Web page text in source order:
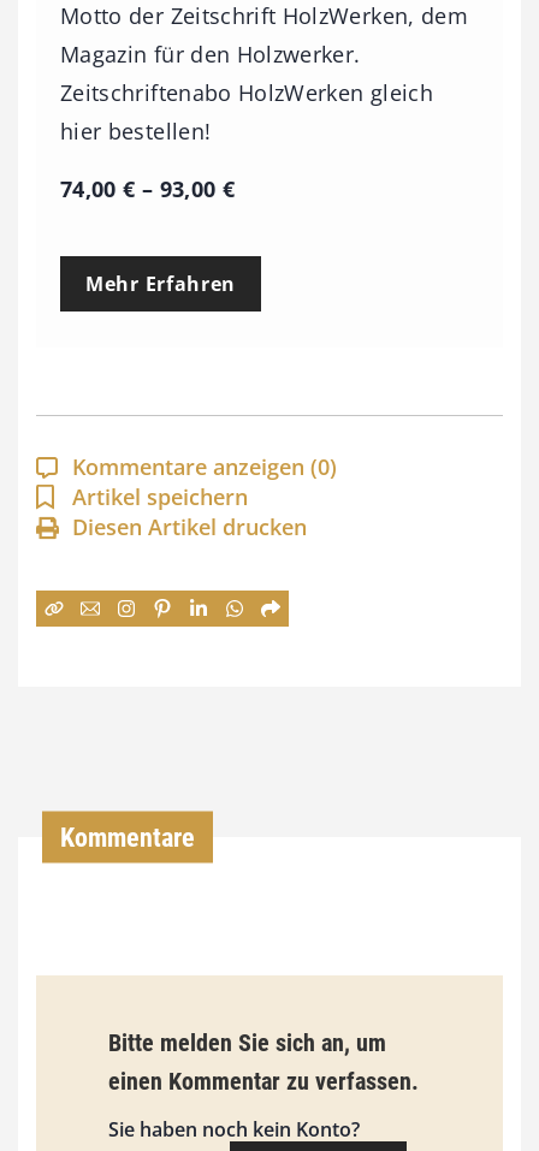
Motto der Zeitschrift HolzWerken, dem
Magazin für den Holzwerker.
Zeitschriftenabo HolzWerken gleich
hier bestellen!
74,00€ – 93,00 €P
e
p
a
n
n
:
9
3
Mehr Erfahren
Kommentare anzeigen (0)
Artikel speichern
Diesen Artikel drucken
Kommentare
Bitte melden Sie sich an, um
einen Kommentar zu verfassen.
Sie haben noch kein Konto?